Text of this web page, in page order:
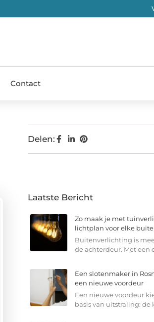
Contact
Delen:
Laatste Bericht
Zo maak je met
lichtplan voor elke
Buitenverlichting is
de achterdeur. Met een
Een slotenmaker in
een nieuwe voordeur
Een nieuwe voordeur
basis van uitstraling: de